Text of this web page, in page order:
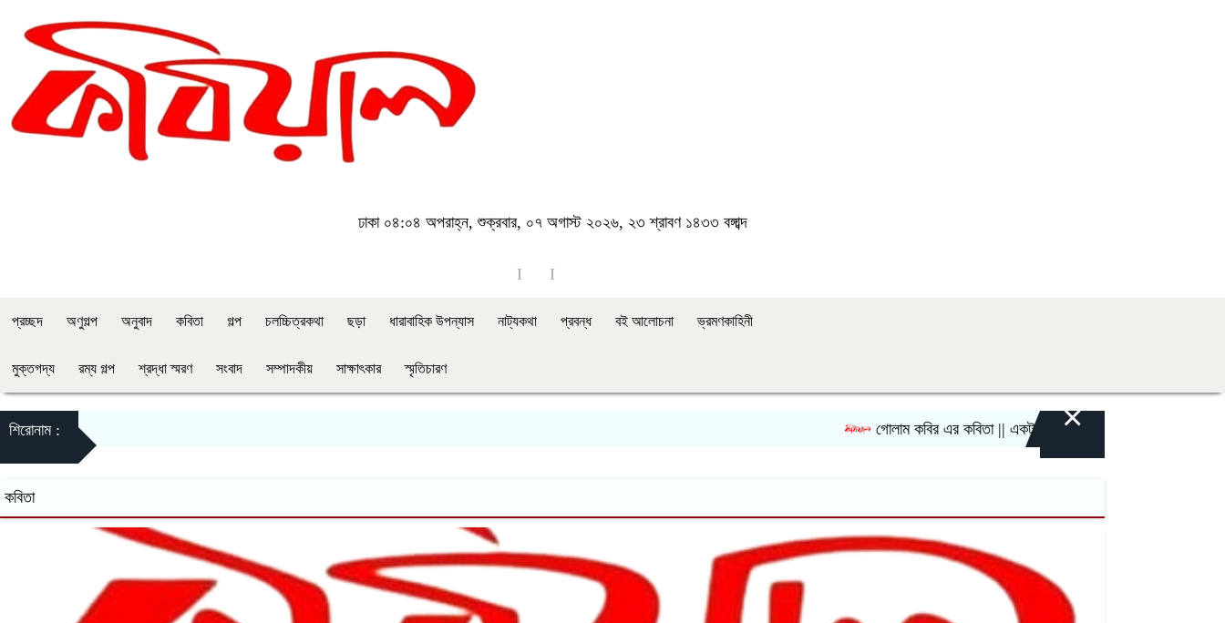
ঢাকা ০৪:০৪ অপরাহ্ন, শুক্রবার, ০৭ অগাস্ট ২০২৬, ২৩ শ্রাবণ ১৪৩৩ বঙ্গাব্দ
প্রচ্ছদ অণুগল্প অনুবাদ কবিতা গল্প চলচ্চিত্রকথা ছড়া ধারাবাহিক উপন্যাস নাট্যকথা প্রবন্ধ বই আলোচনা ভ্রমণকাহিনী
মুক্তগদ্য রম্য গল্প শ্রদ্ধা স্মরণ সংবাদ সম্পাদকীয় সাক্ষাৎকার স্মৃতিচারণ
শিরোনাম : গোলাম কবির এর কবিতা || একটা কাঙ্ক্ষিত স্বপ্নের গল্প
×
কবিতা